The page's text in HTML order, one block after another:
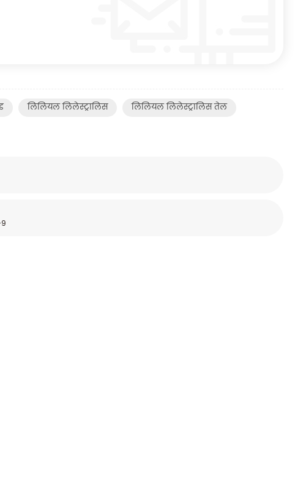
लिलियल लिलेस्ट्रालिस
लिलियल लिलेस्ट्रालिस तेल